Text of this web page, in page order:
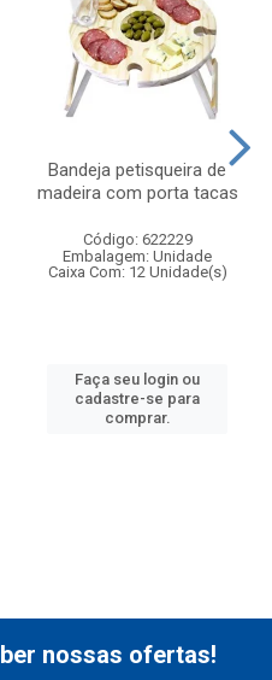
Bandeja petisqueira de
madeira com porta tacas
Código: 622229
Embalagem: Unidade
Caixa Com: 12 Unidade(s)
Faça seu login ou
cadastre-se para
comprar.
nossas ofertas!